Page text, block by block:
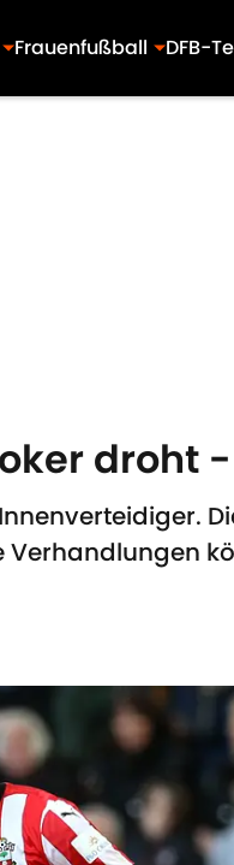
Frauenfußball DFB-
droht